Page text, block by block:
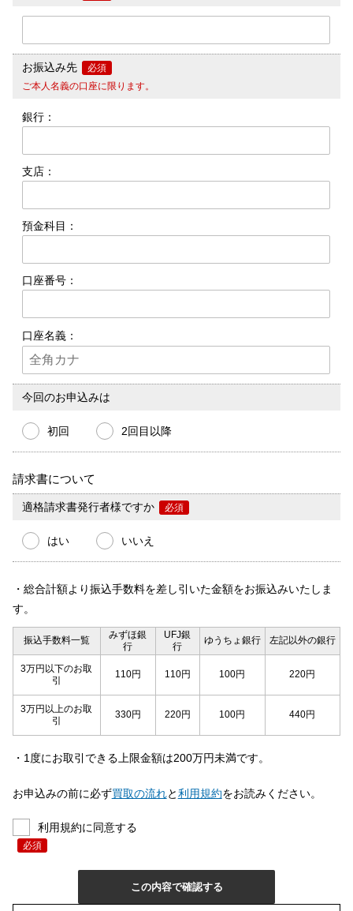
お振込み先
必須
ご本人名義の口座に限ります。
銀行：
支店：
預金科目：
口座番号：
口座名義：
今回のお申込みは
初回 2回目以降
請求書について
適格請求書発行者様ですか 必須
はい いいえ
・総合計額より振込手数料を差し引いた金額をお振込みいたしま
す。
振込手数料一覧
みずほ銀
行
UFJ銀
行
ゆうちょ銀行 左記以外の銀行
3万円以下のお取
引
110円 110円 100円 220円
3万円以上のお取
引
330円 220円 100円 440円
・1度にお取引できる上限金額は200万円未満です。
お申込みの前に必ず買取の流れと利用規約をお読みください。
利用規約に同意する
必須